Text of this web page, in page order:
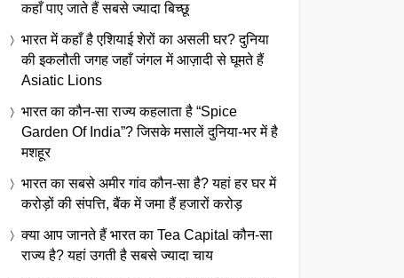
कहाँ पाए जाते हैं सबसे ज्यादा बिच्छू
भारत में कहाँ है एशियाई शेरों का असली घर? दुनिया
की इकलौती जगह जहाँ जंगल में आज़ादी से घूमते हैं
Asiatic Lions
भारत का कौन-सा राज्य कहलाता है “Spice
Garden Of India”? जिसके मसालें दुनिया-भर में है
मशहूर
भारत का सबसे अमीर गांव कौन-सा है? यहां हर घर में
करोड़ों की संपत्ति, बैंक में जमा हैं हजारों करोड़
क्या आप जानते हैं भारत का Tea Capital कौन-सा
राज्य है? यहां उगती है सबसे ज्यादा चाय